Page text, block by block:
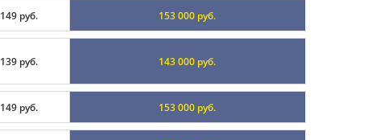
149 руб. 153 000 руб.
139 руб. 143 000 руб.
149 руб. 153 000 руб.